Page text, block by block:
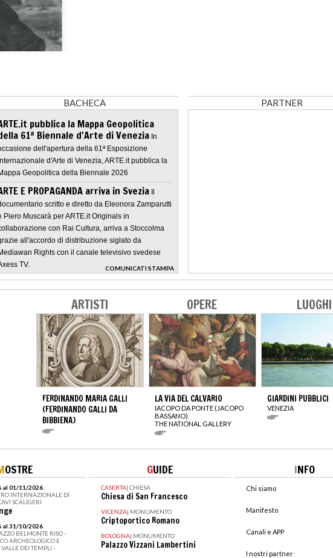
BACHECA
pubblica la Mappa Geopolitica
61ª Biennale d'Arte di Venezia In
dell'apertura della 61ª Esposizione
d'Arte di Venezia, ARTE.it pubblica la
Geopolitica della Biennale 2026
E PROPAGANDA arriva in Svezia Il
scritto e diretto da Eleonora Zamparutti
Piero Muscarà per ARTE.it Originals in
con Rai Cultura, arriva a Stoccolma
all'accordo di distribuzione siglato da
Rights con il canale televisivo svedese
TV.
COMUNICATI STAMPA
>
PARTNER
ARTISTI
FERDINANDO MARIA GALLI
(FERDINANDO GALLI DA
BIBBIENA)
OPERE
LA VIA DEL CALVARIO
IACOPO DA PONTE (JACOPO
BASSANO)
THE NATIONAL GALLERY
LUOGHI
GIARDINI PUBBLICI
VENEZIA
OSTRE
al 01/11/2026
INTERNAZIONALE DI
SCALIGERI
al 31/10/2026
BELMONTE RISO -
ARCHEOLOGICO E
VALLE DEI TEMPLI -
GUIDE
CASERTA| CHIESA
Chiesa di San Francesco
VICENZA| MONUMENTO
Criptoportico Romano
BOLOGNA| MONUMENTO
Palazzo Vizzani Lambertini
INFO
Chi siamo
Manifesto
Canali e APP
I nostri partner